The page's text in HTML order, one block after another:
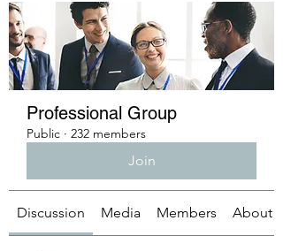
Professional Group
Public · 232 members
Join
Discussion Media Members About